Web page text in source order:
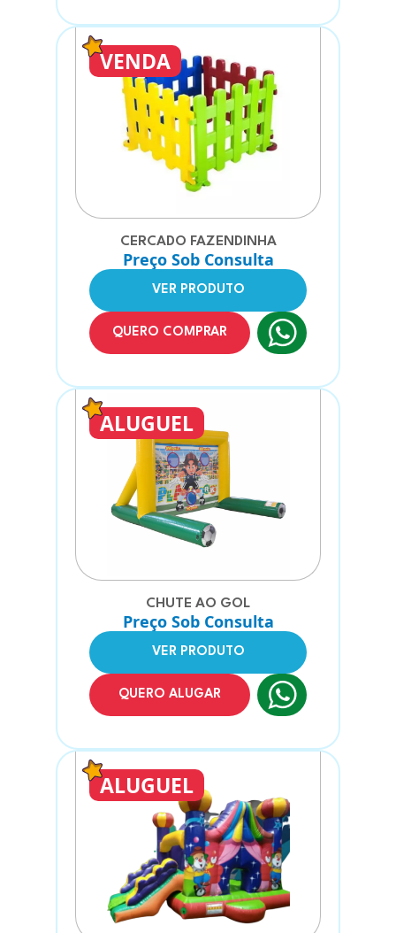
VENDA
CERCADO FAZENDINHA
Preço Sob Consulta
VER PRODUTO
QUERO COMPRAR
ALUGUEL
CHUTE AO GOL
Preço Sob Consulta
VER PRODUTO
QUERO ALUGAR
ALUGUEL